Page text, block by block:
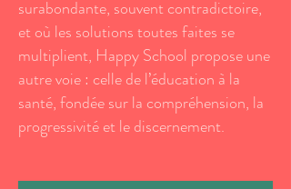
surabondante, souvent contradictoire,
et où les solutions toutes faites se
multiplient, Happy School propose une
autre voie : celle de l’éducation à la
santé, fondée sur la compréhension, la
progressivité et le discernement.